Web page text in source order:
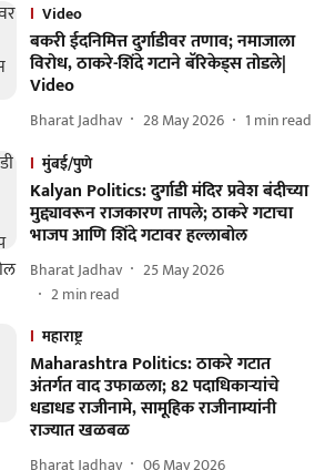
Video
बकरी ईदनिमित्त दुर्गाडीवर तणाव; नमाजाला
विरोध, ठाकरे-शिंदे गटाने बॅरिकेड्स तोडले|
Video
Bharat Jadhav 28 May 2026 1 min read
मुंबई/पुणे
Kalyan Politics: दुर्गाडी मंदिर प्रवेश बंदीच्या
मुद्द्यावरून राजकारण तापले; ठाकरे गटाचा
भाजप आणि शिंदे गटावर हल्लाबोल
Bharat Jadhav
25 May 2026
2min read
महाराष्ट्र
Maharashtra Politics: ठाकरे गटात
अंतर्गत वाद उफाळला; 82 पदाधिकाऱ्यांचे
धडाधड राजीनामे, सामूहिक राजीनाम्यांनी
राज्यात खळबळ
Bharat Jadhav
06 May 2026